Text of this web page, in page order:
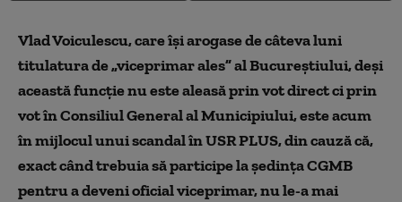
Vlad Voiculescu, care își arogase de câteva luni
titulatura de „viceprimar ales” al Bucureștiului, deși
această funcție nu este aleasă prin vot direct ci prin
vot în Consiliul General al Municipiului, este acum
în mijlocul unui scandal în USR PLUS, din cauză că,
exact când trebuia să participe la ședința CGMB
pentru a deveni oficial viceprimar, nu le-a mai